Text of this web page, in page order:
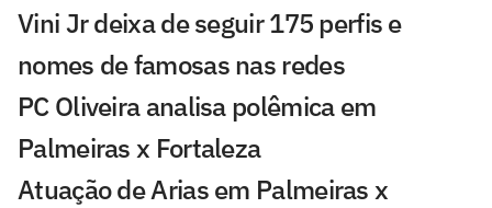
Vini Jr deixa de seguir 175 perfis e
nomes de famosas nas redes
PC Oliveira analisa polêmica em
Palmeiras x Fortaleza
Atuação de Arias em Palmeiras x